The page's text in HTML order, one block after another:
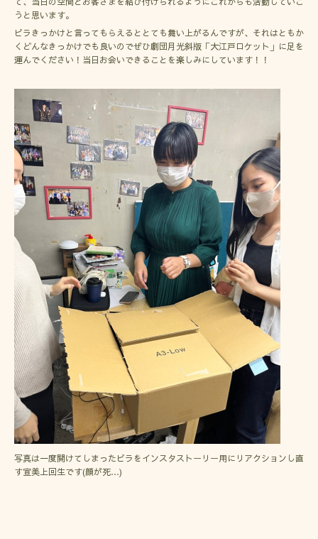
うと思います。
ビラきっかけと言ってもらえるととても舞い上がるんですが、それはともか
くどんなきっかけでも良いのでぜひ劇団月光斜版「大江戸ロケット」に足を
運んでください！当日お会いできることを楽しみにしています！！
写真は一度開けてしまったビラをインスタストーリー用にリアクションし直
す宣美上回生です(顔が死…)